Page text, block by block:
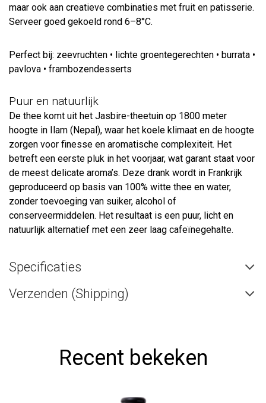
maar ook aan creatieve combinaties met fruit en patisserie.
Serveer goed gekoeld rond 6–8°C.
Perfect bij: zeevruchten • lichte groentegerechten • burrata •
pavlova • frambozendesserts
Puur en natuurlijk
De thee komt uit het Jasbire-theetuin op 1800 meter
hoogte in Ilam (Nepal), waar het koele klimaat en de hoogte
zorgen voor finesse en aromatische complexiteit. Het
betreft een eerste pluk in het voorjaar, wat garant staat voor
de meest delicate aroma’s. Deze drank wordt in Frankrijk
geproduceerd op basis van 100% witte thee en water,
zonder toevoeging van suiker, alcohol of
conserveermiddelen. Het resultaat is een puur, licht en
natuurlijk alternatief met een zeer laag cafeïnegehalte.
Specificaties
Verzenden (Shipping)
Recent bekeken